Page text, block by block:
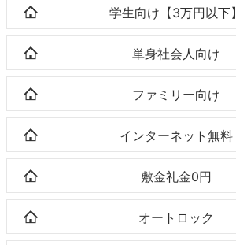
学生向け【3万円以下】
単身社会人向け
ファミリー向け
インターネット無料
敷金礼金0円
オートロック